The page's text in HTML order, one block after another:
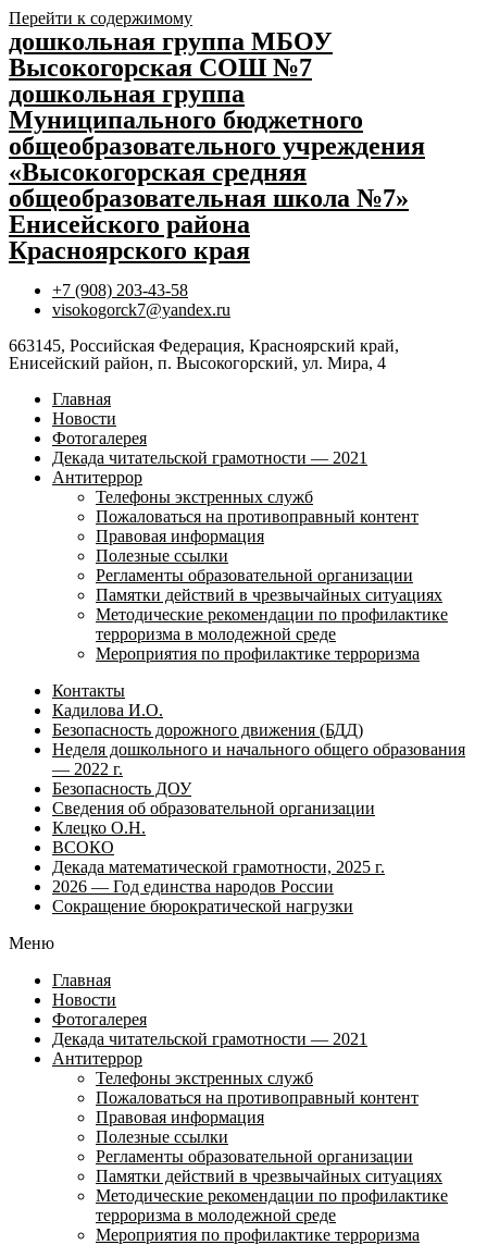
Перейти к содержимому
дошкольная группа МБОУ
Высокогорская СОШ №7
дошкольная группа
Муниципального бюджетного
общеобразовательного учреждения
«Высокогорская средняя
общеобразовательная школа №7»
Енисейского района
Красноярского края
+7 (908) 203-43-58
visokogorck7@yandex.ru
663145, Российская Федерация, Красноярский край,
Енисейский район, п. Высокогорский, ул. Мира, 4
Главная
Новости
Фотогалерея
Декада читательской грамотности — 2021
Антитеррор
Телефоны экстренных служб
Пожаловаться на противоправный контент
Правовая информация
Полезные ссылки
Регламенты образовательной организации
Памятки действий в чрезвычайных ситуациях
Методические рекомендации по профилактике
терроризма в молодежной среде
Мероприятия по профилактике терроризма
Контакты
Кадилова И.О.
Безопасность дорожного движения (БДД)
Неделя дошкольного и начального общего образования
— 2022 г.
Безопасность ДОУ
Сведения об образовательной организации
Клецко О.Н.
ВСОКО
Декада математической грамотности, 2025 г.
2026 — Год единства народов России
Сокращение бюрократической нагрузки
Меню
Главная
Новости
Фотогалерея
Декада читательской грамотности — 2021
Антитеррор
Телефоны экстренных служб
Пожаловаться на противоправный контент
Правовая информация
Полезные ссылки
Регламенты образовательной организации
Памятки действий в чрезвычайных ситуациях
Методические рекомендации по профилактике
терроризма в молодежной среде
Мероприятия по профилактике терроризма